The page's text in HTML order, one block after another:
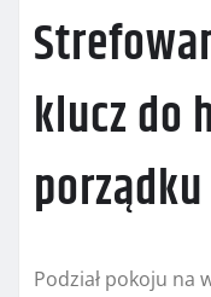
klucz do
porządku
Podział pokoju na